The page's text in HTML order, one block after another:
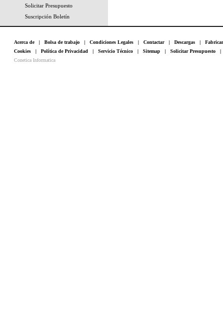
Solicitar Presupuesto
Suscripción Boletín
Acerca de| Bolsa de trabajo | Condiciones Legales | Contactar| Descargas |
Cookies | Política de Privacidad | Servicio Técnico | Sitemap | Solicitar Presupuesto
Conetica Informatica